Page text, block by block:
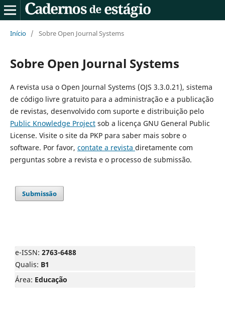
Início / Sobre Open Journal Systems
Sobre Open Journal Systems
A revista usa o Open Journal Systems (OJS 3.3.0.21), sistema
de código livre gratuito para a administração e a publicação
de revistas, desenvolvido com suporte e distribuição pelo
Public Knowledge Projectsob a licença GNU General Public
License. Visite o site da PKP para saber mais sobre o
software. Por favor, contate a revista diretamente com
perguntas sobre a revista e o processo de submissão.
Submissão
e-ISSN: 2763-6488
Qualis: B1
Área: Educação